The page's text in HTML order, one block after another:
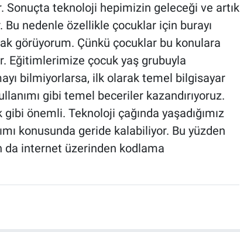
Sonuçta teknoloji hepimizin geleceği ve artık
Bu nedenle özellikle çocuklar için burayı
görüyorum. Çünkü çocuklar bu konulara
Eğitimlerimize çocuk yaş grubuyla
bilmiyorlarsa, ilk olarak temel bilgisayar
gibi temel beceriler kazandırıyoruz.
önemli. Teknoloji çağında yaşadığımız
konusunda geride kalabiliyor. Bu yüzden
da internet üzerinden kodlama